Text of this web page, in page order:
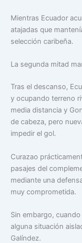
Mientras Ecuador
atajadas que
selección caribeña.
La segunda mitad
Tras el descanso,
y ocupando terreno
media distancia y
de cabeza, pero
impedir el gol.
Curazao
pasajes del
mediante una
muy comprometida.
Sin embargo,
alguna situación
Galíndez.